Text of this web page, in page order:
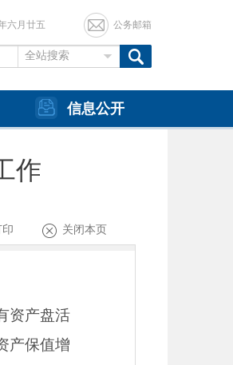
公务邮箱
六月廿五
全站搜索
信息公开
作
关闭本页
印
资产盘活
产保值增